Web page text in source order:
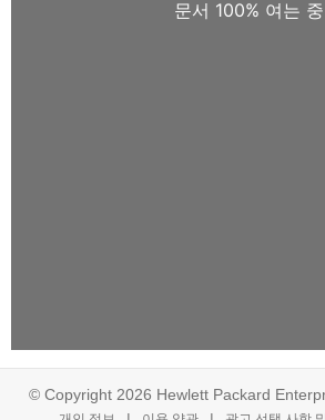
© Copyright 2026 Hewlett Packard